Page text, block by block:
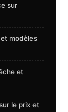
sur
modèles
et
le prix et